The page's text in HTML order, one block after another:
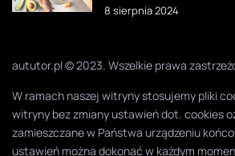
8 sierpnia 2024
aututor.pl © 2023. Wszelkie prawa
W ramach naszej witryny stosujemy pliki
witryny bez zmiany ustawień dot. cookies
zamieszczane w Państwa urządzeniu
ustawień można dokonać w każdym